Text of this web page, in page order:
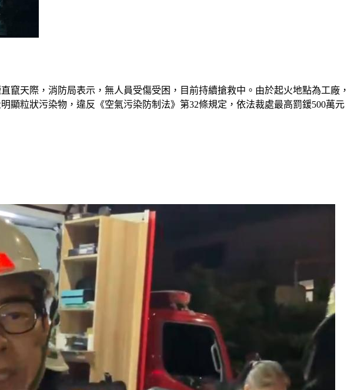
天際，消防局表示，無人員受傷受困，目前持續搶救中。由於起火地點為工廠，
粒狀污染物，違反《空氣污染防制法》第32條規定，依法裁處最高罰鍰500萬元